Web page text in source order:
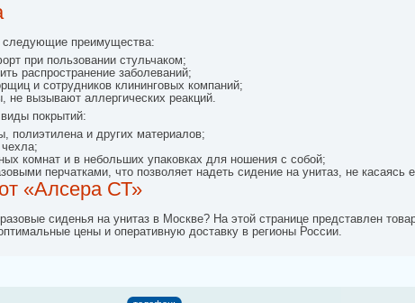
следующие преимущества:
при пользовании стульчаком;
распространение заболеваний;
и сотрудников клининговых компаний;
не вызывают аллергических реакций.
покрытий:
полиэтилена и других материалов;
комнат и в небольших упаковках для ношения с собой;
перчатками, что позволяет надеть сидение на унитаз, не касаясь
«Алсера СТ»
сиденья на унитаз в Москве? На этой странице представлен
цены и оперативную доставку в регионы России.